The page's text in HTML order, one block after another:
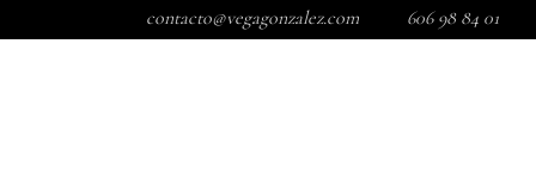
contacto@vegagonzalez.com 606 98 84 01